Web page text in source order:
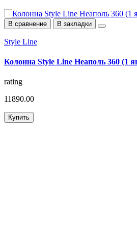
В сравнение В закладки
Style Line
Колонна Style Line Неаполь 360 (1
rating
11890.00
Купить